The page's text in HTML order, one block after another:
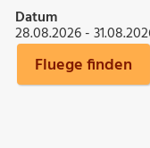
Datum
28.08.2026 -
Fluege finden